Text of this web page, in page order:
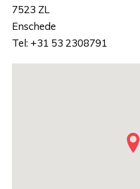
7523 ZL
Enschede
Tel: +31 53 2308791